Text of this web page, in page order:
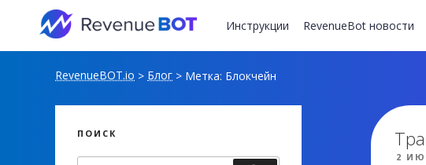
Перейти
содержимому
Инструкции RevenueBot новости
RevenueBOT.io > Блог > Метка: Блокчейн
2
ПОИСК